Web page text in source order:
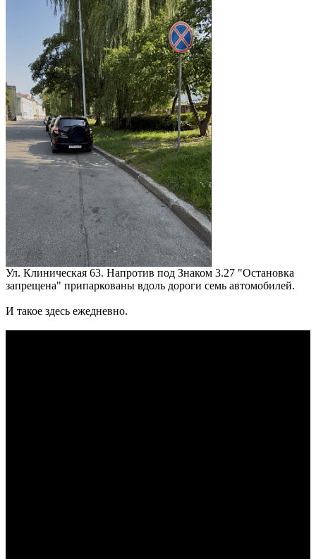
Ул. Клиническая 63. Напротив под Знаком 3.27 "Остановка
запрещена" припаркованы вдоль дороги семь автомобилей.
И такое здесь ежедневно.